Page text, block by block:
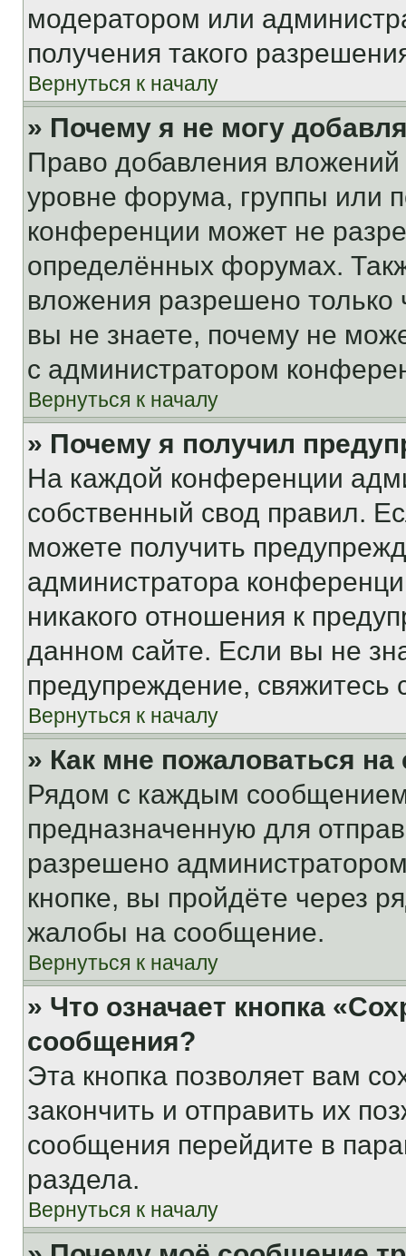
модератором или
получения такого
Вернуться к началу
» Почему я не могу
Право добавления
уровне форума, группы или
конференции может не
определённых форумах.
вложения разрешено
вы не знаете, почему не
с администратором
Вернуться к началу
» Почему я получил
На каждой конференции
собственный свод правил.
можете получить
администратора
никакого отношения к
данном сайте. Если вы не
предупреждение,
Вернуться к началу
» Как мне пожаловаться
Рядом с каждым сообщением
предназначенную для
разрешено
кнопке, вы пройдёте через
жалобы на сообщение.
Вернуться к началу
» Что означает кнопка
сообщения?
Эта кнопка позволяет вам
закончить и отправить их
сообщения перейдите в
раздела.
Вернуться к началу